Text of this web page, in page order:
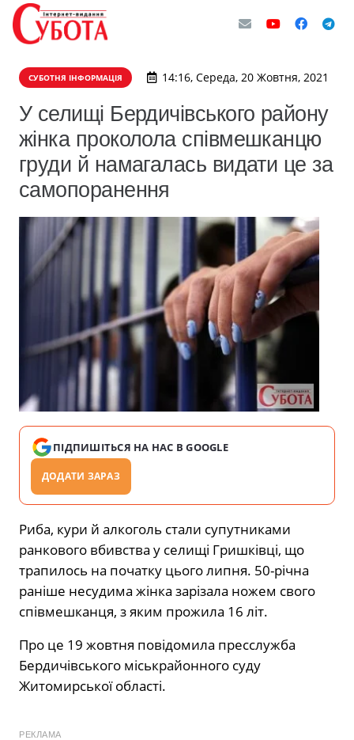
СУБОТНЯ ІНФОРМАЦІЯ 14:16, Середа, 20 Жовтня, 2021
У селищі Бердичівського району
жінка проколола співмешканцю
груди й намагалась видати це за
самопоранення
ПІДПИШІТЬСЯ НА НАС В GOOGLE
ДОДАТИ ЗАРАЗ
Риба, кури й алкоголь стали супутниками
ранкового вбивства у селищі Гришківці, що
трапилось на початку цього липня. 50-річна
раніше несудима жінка зарізала ножем свого
співмешканця, з яким прожила 16 літ.
Про це 19 жовтня повідомила пресслужба
Бердичівського міськрайонного суду
Житомирської області.
РЕКЛАМА